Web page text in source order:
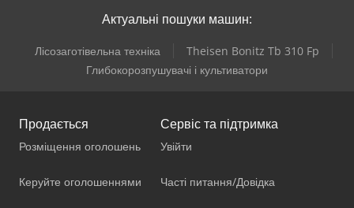
Актуальні пошуки машин:
Лісозаготівельна техніка
Theisen Bonitz Tb 310 Fp
Глибокорозпушувачі і культиватори
Продається
Розміщення оголошень
Керуйте оголошеннями
Сервіс та підтримка
Увійти
Часті питання/Довідка